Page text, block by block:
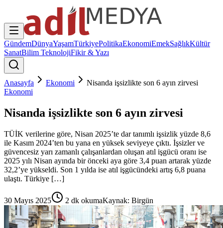
GündemDünyaYaşamTürkiyePolitikaEkonomiEmekSağlıkKültür
SanatBilim TeknolojiFikir & Yazı
Anasayfa Ekonomi
Nisanda işsizlikte son 6 ayın zirvesi
Ekonomi
Nisanda işsizlikte son 6 ayın zirvesi
TÜİK verilerine göre, Nisan 2025’te dar tanımlı işsizlik yüzde 8,6
ile Kasım 2024’ten bu yana en yüksek seviyeye çıktı. İşsizler ve
güvencesiz yarı zamanlı çalışanlardan oluşan atıl işgücü oranı ise
2025 yılı Nisan ayında bir önceki aya göre 3,4 puan artarak yüzde
32,2’ye yükseldi. Son 1 yılda ise atıl işgücündeki artış 6,8 puana
ulaştı. Türkiye […]
30 Mayıs 2025 2 dk okumaKaynak: Birgün